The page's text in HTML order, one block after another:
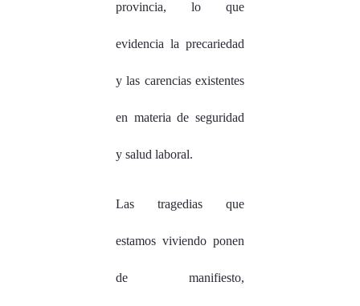
provincia, lo que
evidencia la precariedad
y las carencias existentes
en materia de seguridad
y salud laboral.
Las tragedias que
estamos viviendo ponen
de manifiesto,